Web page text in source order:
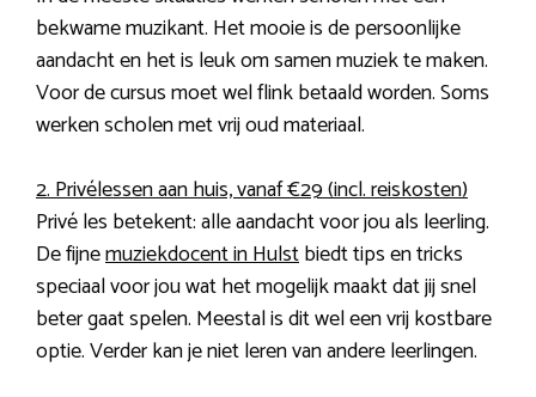
bekwame muzikant. Het mooie is de persoonlijke
aandacht en het is leuk om samen muziek te maken.
Voor de cursus moet wel flink betaald worden. Soms
werken scholen met vrij oud materiaal.
2. Privélessen aan huis, vanaf €29 (incl. reiskosten)
Privé les betekent: alle aandacht voor jou als leerling.
De fijnemuziekdocent in Hulstbiedt tips en tricks
speciaal voor jou wat het mogelijk maakt dat jij snel
beter gaat spelen. Meestal is dit wel een vrij kostbare
optie. Verder kan je niet leren van andere leerlingen.